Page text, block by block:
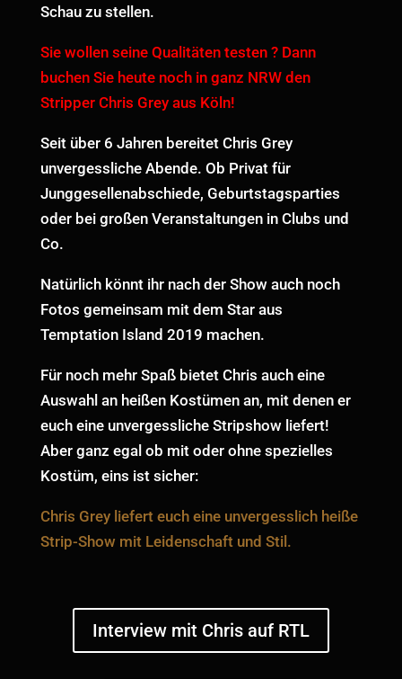
Schau zu stellen.
Sie wollen seine Qualitäten testen ? Dann
buchen Sie heute noch in ganz NRW den
Stripper Chris Grey aus Köln!
Seit über 6 Jahren bereitet Chris Grey
unvergessliche Abende. Ob Privat für
Junggesellenabschiede, Geburtstagsparties
oder bei großen Veranstaltungen in Clubs und
Co.
Natürlich könnt ihr nach der Show auch noch
Fotos gemeinsam mit dem Star aus
Temptation Island 2019 machen.
Für noch mehr Spaß bietet Chris auch eine
Auswahl an heißen Kostümen an, mit denen er
euch eine unvergessliche Stripshow liefert!
Aber ganz egal ob mit oder ohne spezielles
Kostüm, eins ist sicher:
Chris Grey liefert euch eine unvergesslich heiße
Strip-Show mit Leidenschaft und Stil.
Interview mit Chris auf RTL